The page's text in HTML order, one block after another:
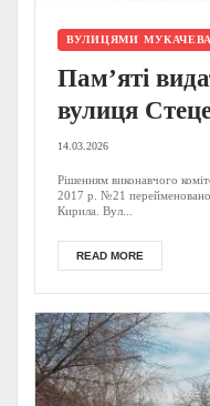
ВУЛИЦЯМИ МУКАЧЕВА
Пам’яті
вулиця
14.03.2026
Рішенням виконавчого
2017 р. №21
Кирила. Вул...
READ MORE